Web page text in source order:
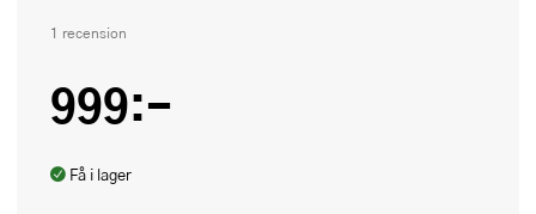
1 recension
999:-
Få i lager